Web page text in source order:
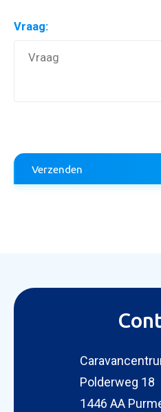
Vraag:
Verzenden
Polderweg 18
1446 AA